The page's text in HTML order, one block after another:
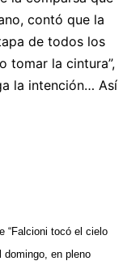
contó que la
de todos los
tomar la cintura”,
la intención… Así
“Falcioni tocó el cielo
en pleno